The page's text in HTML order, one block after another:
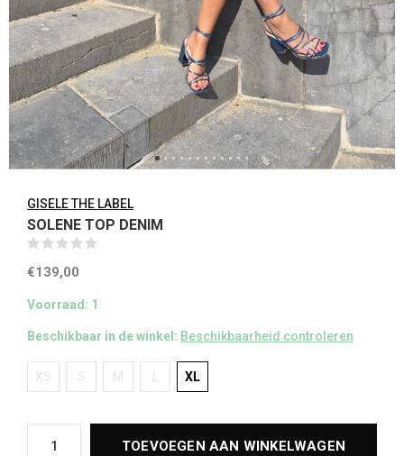
GISELE THE LABEL
SOLENE TOP DENIM
€139,00
Voorraad: 1
Beschikbaar in de winkel: Beschikbaarheid controleren
XS S M XL
TOEVOEGEN AAN WINKELWAGEN